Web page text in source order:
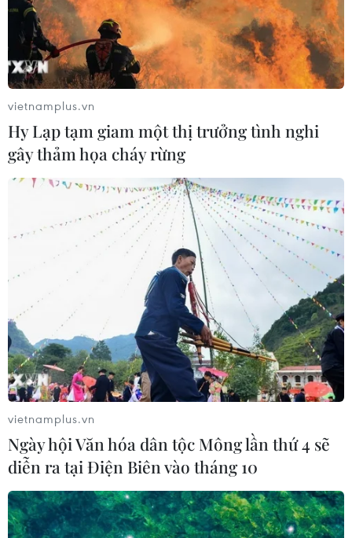
vietnamplus.vn
Hy Lạp tạm giam một thị trưởng tình nghi
gây thảm họa cháy rừng
vietnamplus.vn
Ngày hội Văn hóa dân tộc Mông lần thứ 4 sẽ
diễn ra tại Điện Biên vào tháng 10